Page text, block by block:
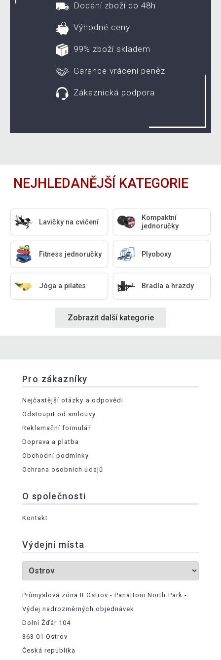
Dodání zboží do 48h
Výhodné ceny
99% zboží skladem
Garance vrácení peněz
Zákaznická podpora
NEJHLEDANĚJŠÍ KATEGORIE
Lavičky na cvičení
Kompaktní
jednoručky
Fitness jednoručky Plyoboxy
Jóga a pilates Bradla a hrazdy
Zobrazit další kategorie
Pro zákazníky
Nejčastější otázky a odpovědi
Odstoupit od smlouvy
Reklamační formulář
Doprava a platba
Obchodní podmínky
Ochrana osobních údajů
O společnosti
Kontakt
Výdejní místa
Průmyslová zóna II Ostrov - Panattoni North Park -
Výdej nadrozměrných objednávek
Dolní Žďár 104
363 01 Ostrov
Česká republika